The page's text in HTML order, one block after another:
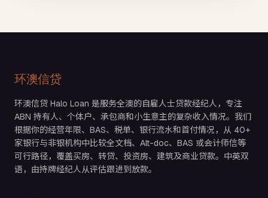
环澳信贷
环澳信贷 Halo Loan 是服务全澳的自雇人士贷款经纪人，专注
ABN 持有人、个体户、承包商和小生意主的复杂收入情况。我们
根据你的经营年限、BAS、税单、银行流水和首付情况，从 40+
家银行与非银机构中比较全文档、Alt-doc、BAS 或会计师信等
可行路径，覆盖买房、转贷、投资房、建筑及商业贷款。中英双
语，由持牌经纪人从评估跟进到放款。